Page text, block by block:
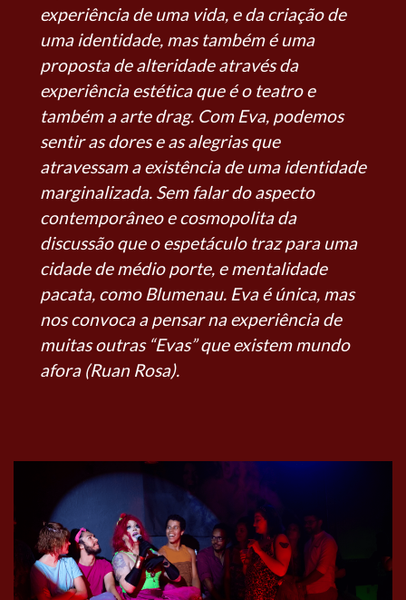
experiência de uma vida, e da criação de
uma identidade, mas também é uma
proposta de alteridade através da
experiência estética que é o teatro e
também a arte drag. Com Eva, podemos
sentir as dores e as alegrias que
atravessam a existência de uma identidade
marginalizada. Sem falar do aspecto
contemporâneo e cosmopolita da
discussão que o espetáculo traz para uma
cidade de médio porte, e mentalidade
pacata, como Blumenau. Eva é única, mas
nos convoca a pensar na experiência de
muitas outras “Evas” que existem mundo
afora (Ruan Rosa).